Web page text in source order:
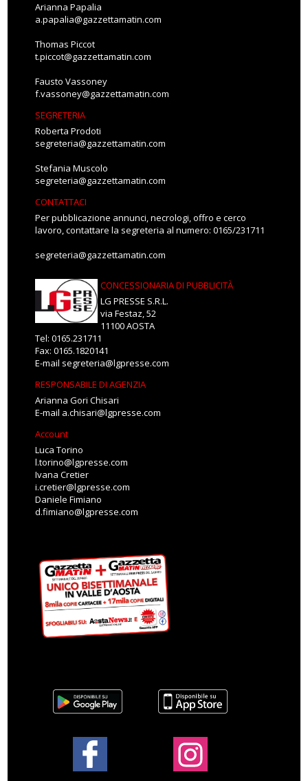
Arianna Papalia
a.papalia@gazzettamatin.com
Thomas Piccot
t.piccot@gazzettamatin.com
Fausto Vassoney
f.vassoney@gazzettamatin.com
SEGRETERIA
Roberta Prodoti
segreteria@gazzettamatin.com
Stefania Muscolo
segreteria@gazzettamatin.com
CONTATTACI
Per pubblicazione annunci, necrologi, offro e cerco
lavoro, contattare la segreteria al numero: 0165/231711
segreteria@gazzettamatin.com
CONCESSIONARIA DI PUBBLICITÀ
LG PRESSE S.R.L.
via Festaz, 52
11100 AOSTA
Tel: 0165.231711
Fax: 0165.1820141
E-mail segreteria@lgpresse.com
RESPONSABILE DI AGENZIA
Arianna Gori Chisari
E-mail a.chisari@lgpresse.com
Account
Luca Torino
l.torino@lgpresse.com
Ivana Cretier
i.cretier@lgpresse.com
Daniele Fimiano
d.fimiano@lgpresse.com